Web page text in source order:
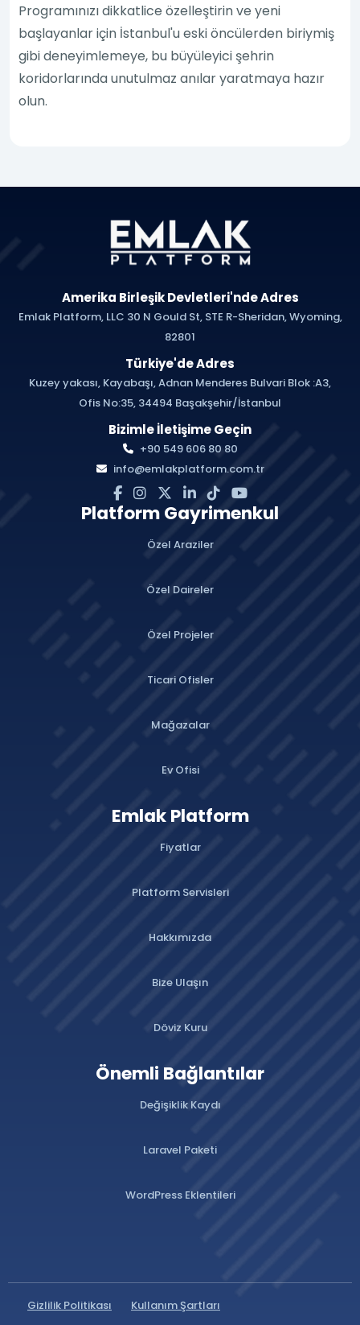
Programınızı dikkatlice özelleştirin ve yeni
başlayanlar için İstanbul'u eski öncülerden biriymiş
gibi deneyimlemeye, bu büyüleyici şehrin
koridorlarında unutulmaz anılar yaratmaya hazır
olun.
Amerika Birleşik Devletleri'nde Adres
Emlak Platform, LLC 30 N Gould St, STE R-Sheridan, Wyoming,
82801
Türkiye'de Adres
Kuzey yakası, Kayabaşı, Adnan Menderes Bulvari Blok :A3,
Ofis No:35, 34494 Başakşehir/İstanbul
Bizimle İletişime Geçin
+90 549 606 80 80
info@emlakplatform.com.tr
Platform Gayrimenkul
Özel Araziler
Özel Daireler
Özel Projeler
Ticari Ofisler
Mağazalar
Ev Ofisi
Emlak Platform
Fiyatlar
Platform Servisleri
Hakkımızda
Bize Ulaşın
Döviz Kuru
Önemli Bağlantılar
Değişiklik Kaydı
Laravel Paketi
WordPress Eklentileri
Gizlilik Politikası Kullanım Şartları